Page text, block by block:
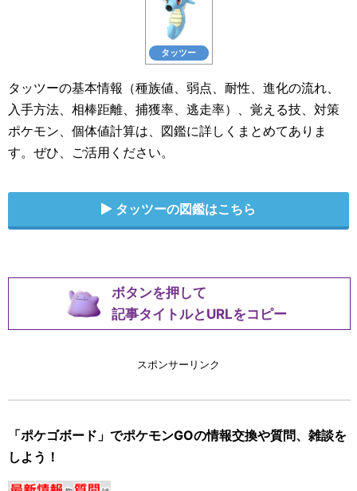
タッツー
タッツーの基本情報（種族値、弱点、耐性、進化の流れ、
入手方法、相棒距離、捕獲率、逃走率）、覚える技、対策
ポケモン、個体値計算は、図鑑に詳しくまとめてありま
す。ぜひ、ご活用ください。
タッツーの図鑑はこちら
ボタンを押して
記事タイトルとURLをコピー
スポンサーリンク
「ポケゴボード」でポケモンGOの情報交換や質問、雑談を
しよう！